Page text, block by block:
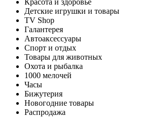
Детские игрушки и товары
TV Shop
Галантерея
Автоаксессуары
Спорт и отдых
Товары для животных
Охота и рыбалка
1000 мелочей
Часы
Бижутерия
Новогодние товары
Распродажа